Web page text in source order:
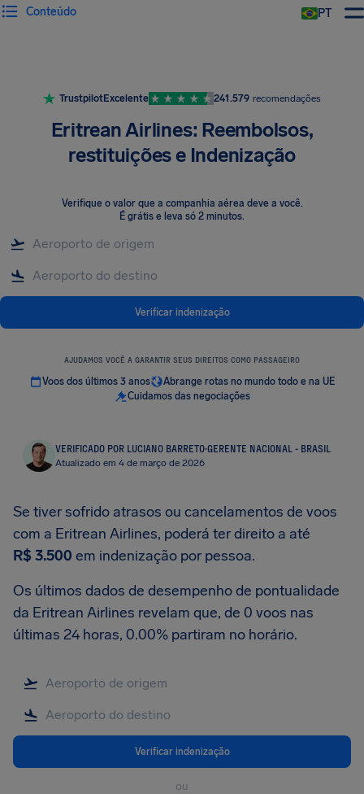
PT
Conteúdo
TrustpilotExcelente 241.579 recomendações
Eritrean Airlines: Reembolsos,
restituições e Indenização
Verifique o valor que a companhia aérea deve a você.
É grátis e leva só 2 minutos.
Verificar indenização
AJUDAMOS VOCÊ A GARANTIR SEUS DIREITOS COMO PASSAGEIRO
Voos dos últimos 3 anos
Abrange rotas no mundo todo e na UE
Cuidamos das negociações
VERIFICADO POR LUCIANO BARRETO·GERENTE NACIONAL - BRASIL
Atualizado em 4 de março de 2026
Se tiver sofrido atrasos ou cancelamentos de voos
com a Eritrean Airlines, poderá ter direito a até
R$ 3.500 em indenização por pessoa.
Os últimos dados de desempenho de pontualidade
da Eritrean Airlines revelam que, de 0 voos nas
últimas 24 horas, 0.00% partiram no horário.
Verificar indenização
ou